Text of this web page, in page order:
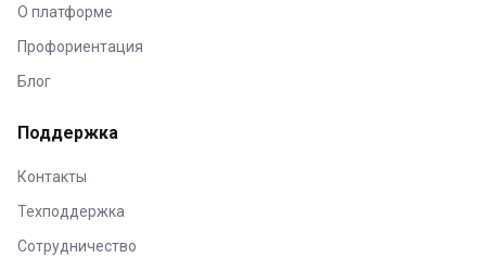
О платформе
Профориентация
Блог
Поддержка
Контакты
Техподдержка
Сотрудничество